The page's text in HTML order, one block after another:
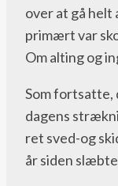
over at gå helt
primært var
Om alting og
Som fortsatte,
dagens
ret sved-og
år siden